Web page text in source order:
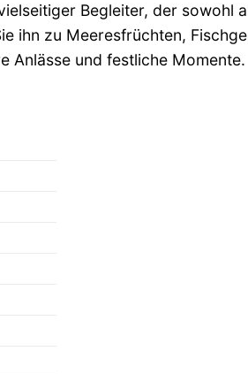
Begleiter, der sowohl
ihn zu Meeresfrüchten,
Anlässe und festliche Momente.